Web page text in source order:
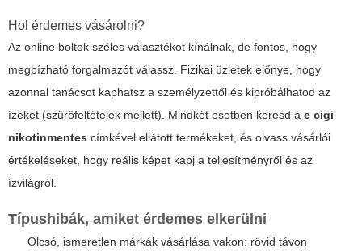
Hol érdemes vásárolni?
Az online boltok széles választékot kínálnak, de fontos, hogy
megbízható forgalmazót válassz. Fizikai üzletek előnye, hogy
azonnal tanácsot kaphatsz a személyzettől és kipróbálhatod az
ízeket (szűrőfeltételek mellett). Mindkét esetben keresd a e cigi
nikotinmentes címkével ellátott termékeket, és olvass vásárlói
értékeléseket, hogy reális képet kapj a teljesítményről és az
ízvilágról.
Típushibák, amiket érdemes elkerülni
Olcsó, ismeretlen márkák vásárlása vakon: rövid távon